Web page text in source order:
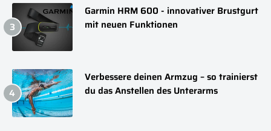
Garmin HRM 600 - innovativer Brustgurt
mit neuen Funktionen
Verbessere deinen Armzug – so trainierst
du das Anstellen des Unterarms